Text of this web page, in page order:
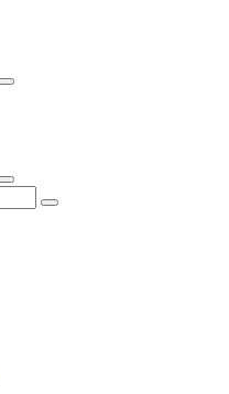
Suche
Suche
Suche